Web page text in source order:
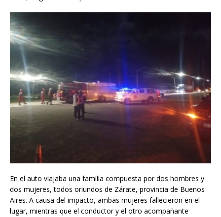
En el auto viajaba una familia compuesta por dos hombres y
dos mujeres, todos oriundos de Zárate, provincia de Buenos
Aires. A causa del impacto, ambas mujeres fallecieron en el
lugar, mientras que el conductor y el otro acompañante